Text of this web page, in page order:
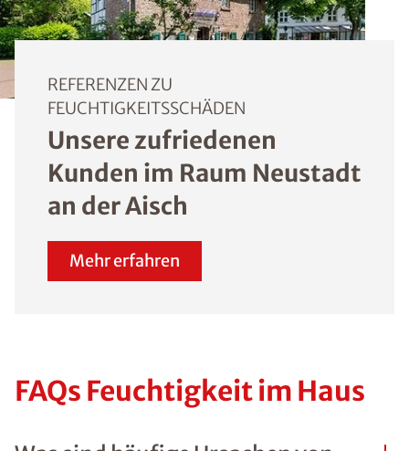
unmittelbar an das
Wohnhaus
auch von innen
vorgenommen